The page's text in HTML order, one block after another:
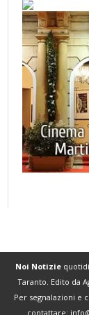
Noi Notizie
Taranto. Edito da
Per segnalazioni e
contattare: